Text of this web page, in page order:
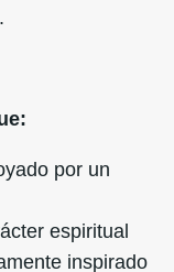
por un
espiritual
inspirado